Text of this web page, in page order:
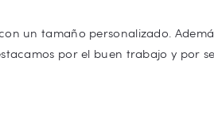
un tamaño personalizado.
por el buen trabajo y por